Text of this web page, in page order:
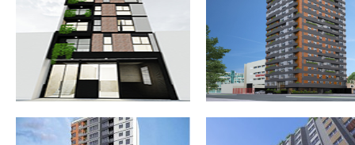
750» 109 VIVIENDAS EN LA
VICTORIA. LIMA
«VILLAMAR» 174 VIVIENDAS
SAN MIGUEL. LIMA